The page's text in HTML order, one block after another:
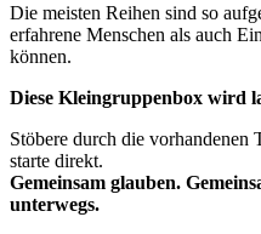
Die meisten Reihen sind so
erfahrene Menschen als auch
können.
Diese Kleingruppenbox wird
Stöbere durch die vorhandenen
starte direkt.
Gemeinsam glauben.
unterwegs.